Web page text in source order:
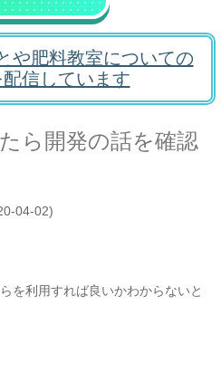
や肥料教室についての
配信しています
ら開発の話を確認
04-02)
を利用すれば良いかわからないと